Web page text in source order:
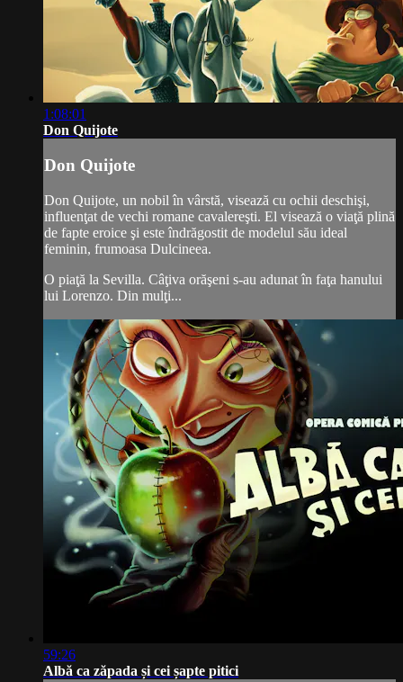
1:08:01
Don Quijote
Don Quijote
Don Quijote, un nobil în vârstă, visează cu ochii deschişi,
influenţat de vechi romane cavalereşti. El visează o viaţă plină
de fapte eroice şi este îndrăgostit de modelul său ideal
feminin, frumoasa Dulcineea.
O piaţă la Sevilla. Câţiva orăşeni s-au adunat în faţa hanului
lui Lorenzo. Din mulţi...
59:26
Albă ca zăpada și cei șapte pitici